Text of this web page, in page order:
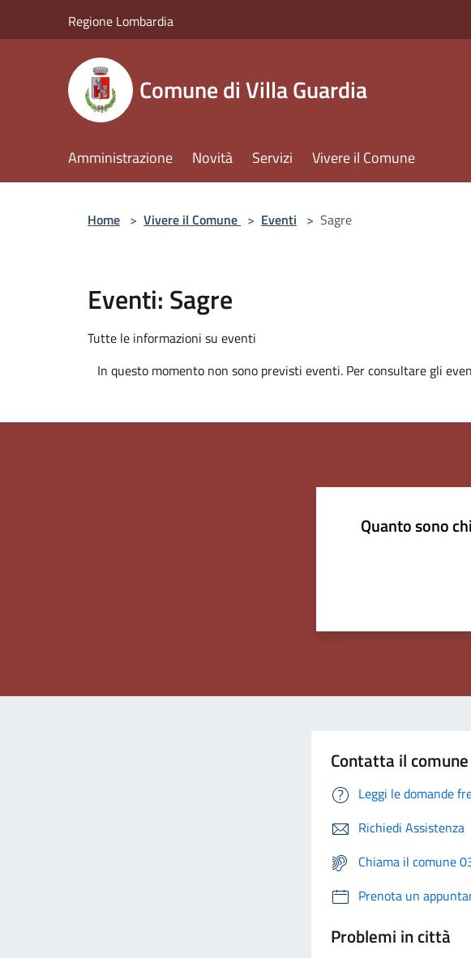
Regione Lombardia
Comune di Villa Guardia
Amministrazione Novità Servizi Vivere il Comune
Home > Vivere il Comune > Eventi > Sagre
Eventi: Sagre
Tutte le informazioni su eventi
In questo momento non sono previsti eventi. Per consultare gli
Quanto sono
Contatta il comune
Leggi le domande
Richiedi Assistenza
Chiama il comune
Prenota un
Problemi in città